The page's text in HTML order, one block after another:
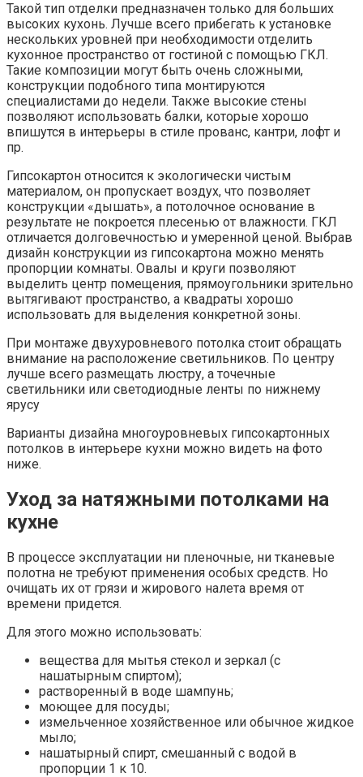
Такой тип отделки предназначен только для больших
высоких кухонь. Лучше всего прибегать к установке
нескольких уровней при необходимости отделить
кухонное пространство от гостиной с помощью ГКЛ.
Такие композиции могут быть очень сложными,
конструкции подобного типа монтируются
специалистами до недели. Также высокие стены
позволяют использовать балки, которые хорошо
впишутся в интерьеры в стиле прованс, кантри, лофт и
пр.
Гипсокартон относится к экологически чистым
материалом, он пропускает воздух, что позволяет
конструкции «дышать», а потолочное основание в
результате не покроется плесенью от влажности. ГКЛ
отличается долговечностью и умеренной ценой. Выбрав
дизайн конструкции из гипсокартона можно менять
пропорции комнаты. Овалы и круги позволяют
выделить центр помещения, прямоугольники зрительно
вытягивают пространство, а квадраты хорошо
использовать для выделения конкретной зоны.
При монтаже двухуровневого потолка стоит обращать
внимание на расположение светильников. По центру
лучше всего размещать люстру, а точечные
светильники или светодиодные ленты по нижнему
ярусу
Варианты дизайна многоуровневых гипсокартонных
потолков в интерьере кухни можно видеть на фото
ниже.
Уход за натяжными потолками на
кухне
В процессе эксплуатации ни пленочные, ни тканевые
полотна не требуют применения особых средств. Но
очищать их от грязи и жирового налета время от
времени придется.
Для этого можно использовать:
вещества для мытья стекол и зеркал (с
нашатырным спиртом);
растворенный в воде шампунь;
моющее для посуды;
измельченное хозяйственное или обычное жидкое
мыло;
нашатырный спирт, смешанный с водой в
пропорции 1 к 10.